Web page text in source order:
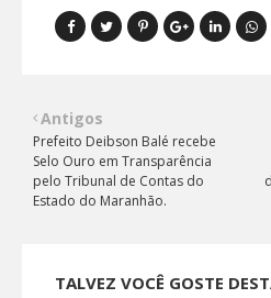
Antigos
Prefeito Deibson Balé recebe
Selo Ouro em Transparência
pelo Tribunal de Contas do
Estado do Maranhão.
TALVEZ VOCÊ GOSTE